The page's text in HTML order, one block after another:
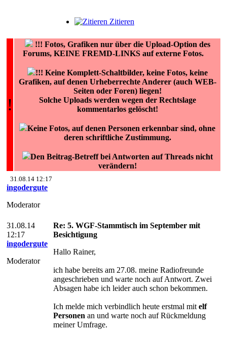
Zitieren
!
!!! Fotos, Grafiken nur über die Upload-Option des
Forums, KEINE FREMD-LINKS auf externe Fotos.
!!! Keine Komplett-Schaltbilder, keine Fotos, keine
Grafiken, auf denen Urheberrechte Anderer (auch WEB-
Seiten oder Foren) liegen!
Solche Uploads werden wegen der Rechtslage
kommentarlos gelöscht!
Keine Fotos, auf denen Personen erkennbar sind, ohne
deren schriftliche Zustimmung.
Den Beitrag-Betreff bei Antworten auf Threads nicht
verändern!
31.08.14 12:17
ingodergute
Moderator
31.08.14
12:17
ingodergute
Moderator
Re: 5. WGF-Stammtisch im September mit
Besichtigung
Hallo Rainer,
ich habe bereits am 27.08. meine Radiofreunde
angeschrieben und warte noch auf Antwort. Zwei
Absagen habe ich leider auch schon bekommen.
Ich melde mich verbindlich heute erstmal mit elf
Personen an und warte noch auf Rückmeldung
meiner Umfrage.